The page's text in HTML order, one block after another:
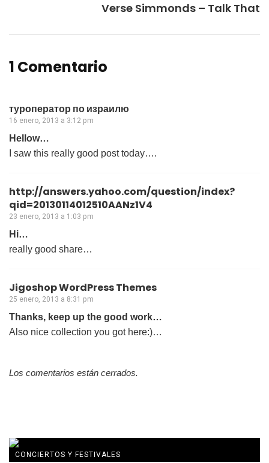
Verse Simmonds – Talk That
1 Comentario
туроператор по израилю
16 enero, 2013 a 3:12 pm
Hellow…
I saw this really good post today….
http://answers.yahoo.com/question/index?
qid=20130114012510AANz1V4
23 enero, 2013 a 1:03 pm
Hi…
really good share…
Jigoshop WordPress Themes
25 enero, 2013 a 8:31 pm
Thanks, keep up the good work…
Also nice collection you got here:)…
Los comentarios están cerrados.
CONCIERTOS Y FESTIVALES